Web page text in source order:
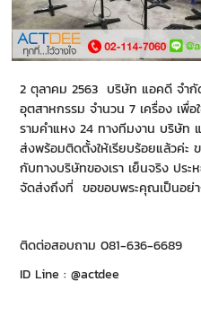
2 ตุลาคม 2563 บริษัท แอคดี จำกั
อุตสาหกรรม จำนวน 7 เครื่อง เพื่อ
รามคำแหง 24 ทางทีมงาน บริษัท
ส่งพร้อมติดตั้งให้เรียบร้อยแล้วค่ะ
กับทางบริษัทของเรา เย็นจริง ปร
จัดส่งถึงที่ ขอขอบพระคุณเป็นอย่า
ติดต่อสอบถาม 081-636-6689
ID Line : @actdee